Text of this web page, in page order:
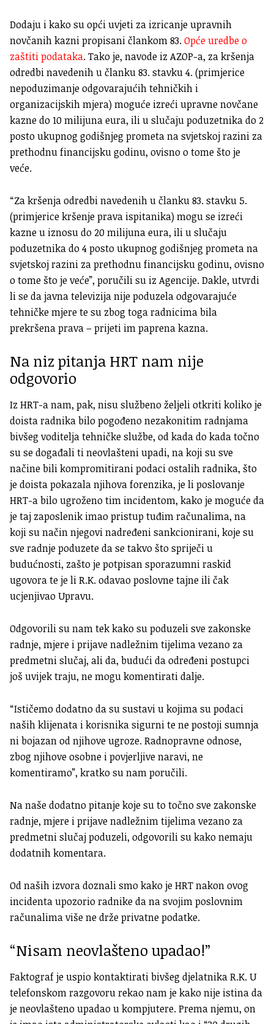
Dodaju i kako su opći uvjeti za izricanje upravnih
novčanih kazni propisani člankom 83.Opće uredbe o
zaštiti podataka. Tako je, navode iz AZOP-a, za kršenja
odredbi navedenih u članku 83. stavku 4. (primjerice
nepoduzimanje odgovarajućih tehničkih i
organizacijskih mjera) moguće izreći upravne novčane
kazne do 10 milijuna eura, ili u slučaju poduzetnika do 2
posto ukupnog godišnjeg prometa na svjetskoj razini za
prethodnu financijsku godinu, ovisno o tome što je
veće.
“Za kršenja odredbi navedenih u članku 83. stavku 5.
(primjerice kršenje prava ispitanika) mogu se izreći
kazne u iznosu do 20 milijuna eura, ili u slučaju
poduzetnika do 4 posto ukupnog godišnjeg prometa na
svjetskoj razini za prethodnu financijsku godinu, ovisno
o tome što je veće”, poručili su iz Agencije. Dakle, utvrdi
li se da javna televizija nije poduzela odgovarajuće
tehničke mjere te su zbog toga radnicima bila
prekršena prava – prijeti im paprena kazna.
Na niz pitanja HRT nam nije
odgovorio
Iz HRT-a nam, pak, nisu službeno željeli otkriti koliko je
doista radnika bilo pogođeno nezakonitim radnjama
bivšeg voditelja tehničke službe, od kada do kada točno
su se događali ti neovlašteni upadi, na koji su sve
načine bili kompromitirani podaci ostalih radnika, što
je doista pokazala njihova forenzika, je li poslovanje
HRT-a bilo ugroženo tim incidentom, kako je moguće da
je taj zaposlenik imao pristup tuđim računalima, na
koji su način njegovi nadređeni sankcionirani, koje su
sve radnje poduzete da se takvo što spriječi u
budućnosti, zašto je potpisan sporazumni raskid
ugovora te je li R.K. odavao poslovne tajne ili čak
ucjenjivao Upravu.
Odgovorili su nam tek kako su poduzeli sve zakonske
radnje, mjere i prijave nadležnim tijelima vezano za
predmetni slučaj, ali da, budući da određeni postupci
još uvijek traju, ne mogu komentirati dalje.
“Ističemo dodatno da su sustavi u kojima su podaci
naših klijenata i korisnika sigurni te ne postoji sumnja
ni bojazan od njihove ugroze. Radnopravne odnose,
zbog njihove osobne i povjerljive naravi, ne
komentiramo”, kratko su nam poručili.
Na naše dodatno pitanje koje su to točno sve zakonske
radnje, mjere i prijave nadležnim tijelima vezano za
predmetni slučaj poduzeli, odgovorili su kako nemaju
dodatnih komentara.
Od naših izvora doznali smo kako je HRT nakon ovog
incidenta upozorio radnike da na svojim poslovnim
računalima više ne drže privatne podatke.
“Nisam neovlašteno upadao!”
Faktograf je uspio kontaktirati bivšeg djelatnika R.K. U
telefonskom razgovoru rekao nam je kako nije istina da
je neovlašteno upadao u kompjutere. Prema njemu, on